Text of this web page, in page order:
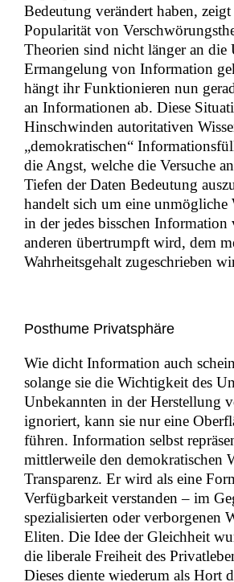
Bedeutung verändert haben,
Popularität von
Theorien sind nicht länger an die
Ermangelung von Information
hängt ihr Funktionieren nun
an Informationen ab. Diese
Hinschwinden autoritativen
„demokratischen“
die Angst, welche die Versuche
Tiefen der Daten Bedeutung
handelt sich um eine unmögliche
in der jedes bisschen Information
anderen übertrumpft wird, dem
Wahrheitsgehalt zugeschrieben
Posthume Privatsphäre
Wie dicht Information auch
solange sie die Wichtigkeit des
Unbekannten in der Herstellung
ignoriert, kann sie nur eine
führen. Information selbst
mittlerweile den demokratischen
Transparenz. Er wird als eine
Verfügbarkeit verstanden – im
spezialisierten oder verborgenen
Eliten. Die Idee der Gleichheit
die liberale Freiheit des
Dieses diente wiederum als Hort